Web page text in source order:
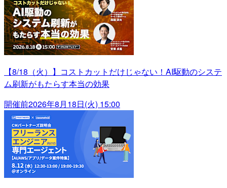
【8/18（火）】コストカットだけじゃない！AI駆動のシステ
ム刷新がもたらす本当の効果
開催前2026年8月18日(火) 15:00